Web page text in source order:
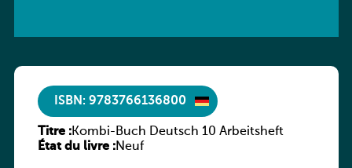
ISBN: 9783766136800
Titre :Kombi-Buch Deutsch 10 Arbeitsheft
État du livre :Neuf